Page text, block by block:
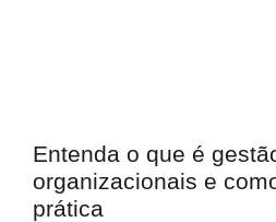
Entenda o que é
organizacionais e
prática